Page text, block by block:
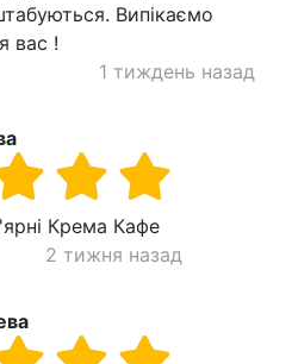
Випікаємо
вас !
1 тиждень назад
Крема Кафе
2 тижня назад